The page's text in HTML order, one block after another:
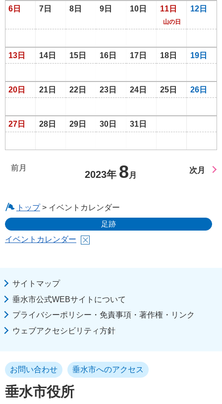
6日 7日 8日 9日 10日 11日
山の日
12日
13日 14日 15日 16日 17日 18日 19日
20日 21日 22日 23日 24日 25日 26日
27日 28日 29日 30日 31日
前月
2023年 8 月
次月
トップ> イベントカレンダー
足跡
イベントカレンダー
サイトマップ
垂水市公式WEBサイトについて
プライバシーポリシー・免責事項・著作権・リンク
ウェブアクセシビリティ方針
垂水市役所
お問い合わせ 垂水市へのアクセス